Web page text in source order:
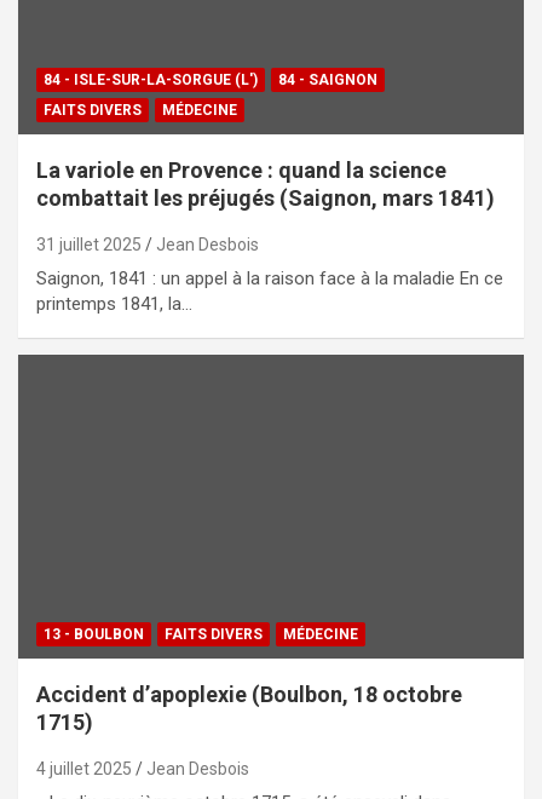
84 - ISLE-SUR-LA-SORGUE (L')
84 - SAIGNON
FAITS DIVERS
MÉDECINE
La variole en Provence : quand la science
combattait les préjugés (Saignon, mars 1841)
31 juillet 2025 Jean Desbois
Saignon, 1841 : un appel à la raison face à la maladie En ce
printemps 1841, la…
13 - BOULBON FAITS DIVERS MÉDECINE
Accident d’apoplexie (Boulbon, 18 octobre
1715)
4 juillet 2025 Jean Desbois